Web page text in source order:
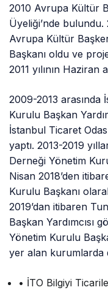
2010 Avrupa Kültür
Üyeliği’nde bulundu.
Avrupa Kültür
Başkanı oldu ve
2011 yılının Haziran
2009-2013 arasında
Kurulu Başkan
İstanbul Ticaret
yaptı. 2013-2019
Derneği Yönetim
Nisan 2018’den
Kurulu Başkanı
2019’dan itibaren
Başkan Yardımcısı
Yönetim Kurulu
yer alan kurumlarda
• İTO Bilgiyi